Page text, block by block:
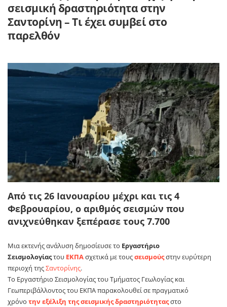
σεισμική δραστηριότητα στην
Σαντορίνη – Τι έχει συμβεί στο
παρελθόν
Από τις 26 Ιανουαρίου μέχρι και τις 4
Φεβρουαρίου, ο αριθμός σεισμών που
ανιχνεύθηκαν ξεπέρασε τους 7.700
Μια εκτενής ανάλυση δημοσίευσε το Εργαστήριο
Σεισμολογίαςτου ΕΚΠΑσχετικά με τουςσεισμούςστην ευρύτερη
περιοχή τηςΣαντορίνης.
Το Εργαστήριο Σεισμολογίας του Τμήματος Γεωλογίας και
Γεωπεριβάλλοντος του ΕΚΠΑ παρακολουθεί σε πραγματικό
χρόνο την εξέλιξη της σεισμικής δραστηριότηταςστο